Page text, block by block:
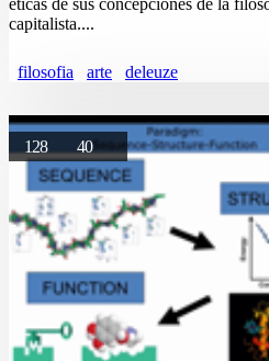
éticas de sus concepciones de la
capitalista....
filosofia arte deleuze
128 40